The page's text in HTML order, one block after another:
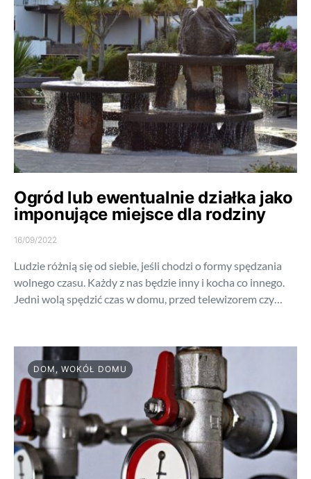
Ogród lub ewentualnie działka jako
imponujące miejsce dla rodziny
16/09/2022
Ludzie różnią się od siebie, jeśli chodzi o formy spędzania
wolnego czasu. Każdy z nas będzie inny i kocha co innego.
Jedni wolą spędzić czas w domu, przed telewizorem czy…
DOM, WOKÓŁ DOMU